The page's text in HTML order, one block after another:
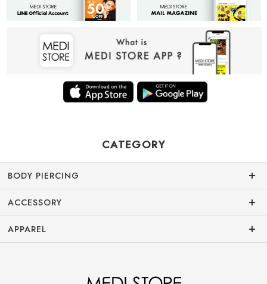
CATEGORY
BODY PIERCING
ACCESSORY
APPAREL